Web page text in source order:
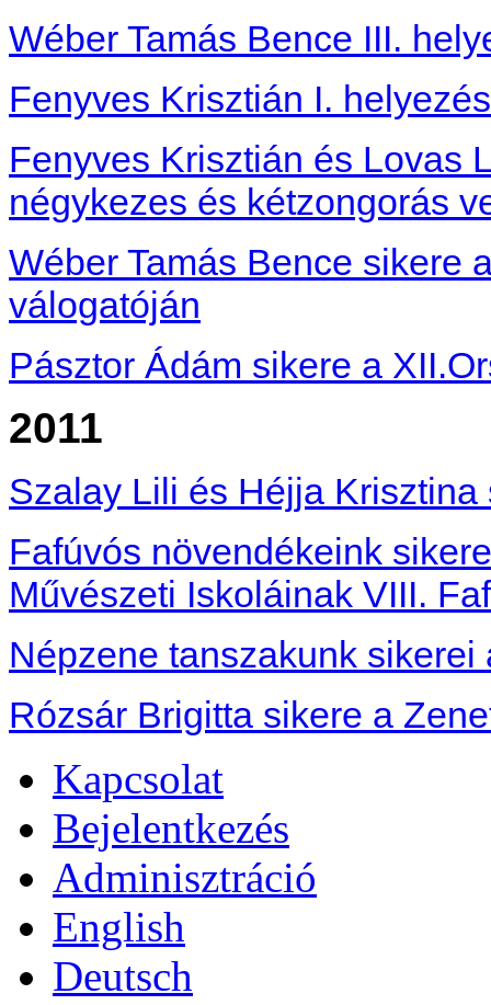
Wéber Tamás Bence III.
Fenyves Krisztián I.
Fenyves Krisztián és Lovas
négykezes és kétzongorás
Wéber Tamás Bence sikere
válogatóján
Pásztor Ádám sikere a
2011
Szalay Lili és Héjja Krisztina
Fafúvós növendékeink
Művészeti Iskoláinak VIII.
Népzene tanszakunk
Rózsár Brigitta sikere a
Kapcsolat
Bejelentkezés
Adminisztráció
English
Deutsch